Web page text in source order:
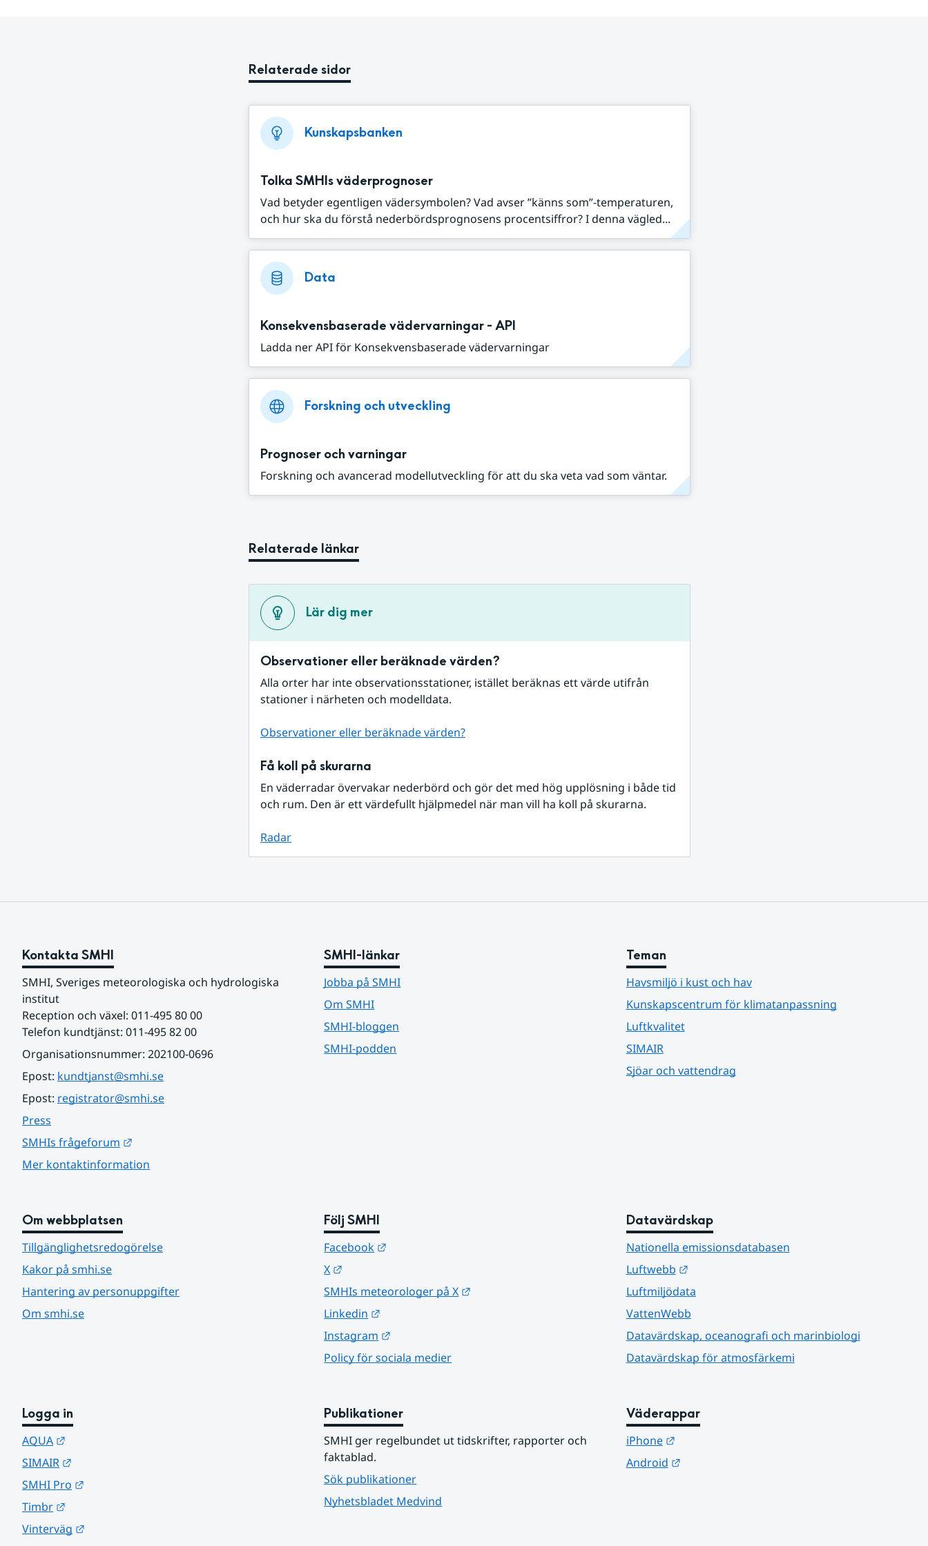
Relaterade sidor
Kunskapsbanken
Tolka SMHIs väderprognoser
Vad betyder egentligen vädersymbolen? Vad avser ”känns som”-temperaturen,
och hur ska du förstå nederbördsprognosens procentsiffror? I denna vägled...
Data
Konsekvensbaserade vädervarningar - API
Ladda ner API för Konsekvensbaserade vädervarningar
Forskning och utveckling
Prognoser och varningar
Forskning och avancerad modellutveckling för att du ska veta vad som väntar.
Relaterade länkar
Lär dig mer
Observationer eller beräknade värden?
Alla orter har inte observationsstationer, istället beräknas ett värde utifrån
stationer i närheten och modelldata.
Observationer eller beräknade värden?
Få koll på skurarna
En väderradar övervakar nederbörd och gör det med hög upplösning i både tid
och rum. Den är ett värdefullt hjälpmedel när man vill ha koll på skurarna.
Radar
Kontakta SMHI
SMHI, Sveriges meteorologiska och hydrologiska
institut
Reception och växel: 011-495 80 00
Telefon kundtjänst: 011-495 82 00
Organisationsnummer: 202100-0696
Epost: kundtjanst@smhi.se
Epost: registrator@smhi.se
Press
SMHIs frågeforum
Mer kontaktinformation
SMHI-länkar
Jobba på SMHI
Om SMHI
SMHI-bloggen
SMHI-podden
Teman
Havsmiljö i kust och hav
Kunskapscentrum för klimatanpassning
Luftkvalitet
SIMAIR
Sjöar och vattendrag
Om webbplatsen
Tillgänglighetsredogörelse
Kakor på smhi.se
Hantering av personuppgifter
Om smhi.se
Följ SMHI
Facebook
X
SMHIs meteorologer på X
Linkedin
Instagram
Policy för sociala medier
Datavärdskap
Nationella emissionsdatabasen
Luftwebb
Länk till annan webbplats.
Luftmiljödata
VattenWebb
Datavärdskap, oceanografi och marinbiologi
Datavärdskap för atmosfärkemi
Logga in
AQUA
SIMAIR
SMHI Pro
Timbr
Vinterväg
Publikationer
SMHI ger regelbundet ut tidskrifter, rapporter och
faktablad.
Sök publikationer
Nyhetsbladet Medvind
Väderappar
iPhone
Länk till annan webbplats.
Android
Länk till annan webbplats.